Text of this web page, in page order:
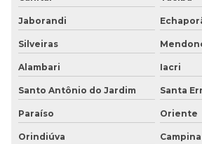
Jaborandi
Silveiras
Alambari Iacri
Santo Antônio do Jardim Santa
Paraíso Oriente
Orindiúva